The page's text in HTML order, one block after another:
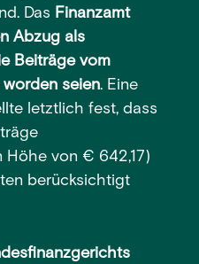
Das Finanzamt
Abzug als
Beiträge vom
seien. Eine
letztlich fest, dass
Höhe von € 642,17)
berücksichtigt